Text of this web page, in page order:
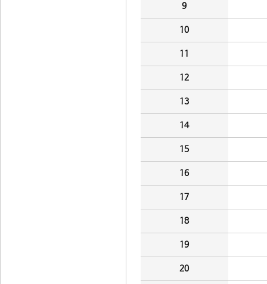
9
10
11
12
13
14
15
16
17
18
19
20